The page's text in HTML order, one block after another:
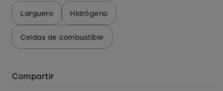
Larguero Hidrógeno
Celdas de combustible
Compartir